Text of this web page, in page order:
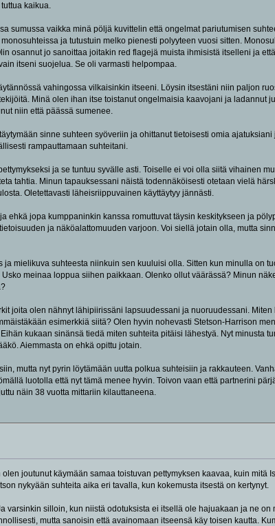
kaikua.
sumussa vaikka minä pöljä kuvittelin että ongelmat pariutumisen
ja tutustuin melko pienesti polyyteen vuosi sitten.
osannut jo sanoittaa joitakin red flagejä muista ihmisistä itselleni ja
itseni suojelua. Se oli varmasti helpompaa.
vahingossa vilkaisinkin itseeni. Löysin itsestäni niin paljon
Minä olen ihan itse toistanut ongelmaisia kaavojani ja ladannut
niin että päässä sumenee.
sinne suhteen syöveriin ja ohittanut tietoisesti omia
rampauttamaan suhteitani.
ja se tuntuu syvälle asti. Toiselle ei voi olla siitä vihainen
tahtia. Minun tapauksessani näistä todennäköisesti otetaan vielä
Oletettavasti läheisriippuvainen käyttäytyy jännästi.
ehkä jopa kumppaninkin kanssa romuttuvat täysin keskitykseen ja
ja näköalattomuuden varjoon. Voi siellä jotain olla, mutta
ja mielikuva suhteesta niinkuin sen kuuluisi olla. Sitten kun minulla on
meinaa loppua siihen paikkaan. Olenko ollut väärässä? Minun
joita olen nähnyt lähipiirissäni lapsuudessani ja nuoruudessani.
esimerkkiä siitä? Olen hyvin nohevasti Stetson-Harrison
kukaan sinänsä tiedä miten suhteita pitäisi lähestyä. Nyt minusta
Aiemmasta on ehkä opittu jotain.
mutta nyt pyrin löytämään uutta polkua suhteisiin ja rakkauteen.
luotolla että nyt tämä menee hyvin. Toivon vaan että partnerini
näin 38 vuotta mittariin kilauttaneena.
joutunut käymään samaa toistuvan pettymyksen kaavaa, kuin
nykyään suhteita aika eri tavalla, kun kokemusta itsestä on kertynyt.
varsinkin silloin, kun niistä odotuksista ei itsellä ole hajuakaan ja ne
mutta sanoisin että avainomaan itseensä käy toisen kautta.